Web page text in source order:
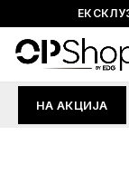
НА АКЦИЈА